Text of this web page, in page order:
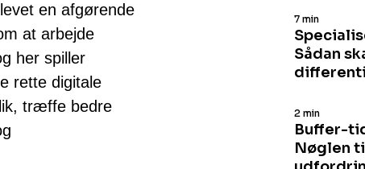
en afgørende
at arbejde
her spiller
rette digitale
træffe bedre
Sådan
7 min
Buffer-
Nøglen
2 min